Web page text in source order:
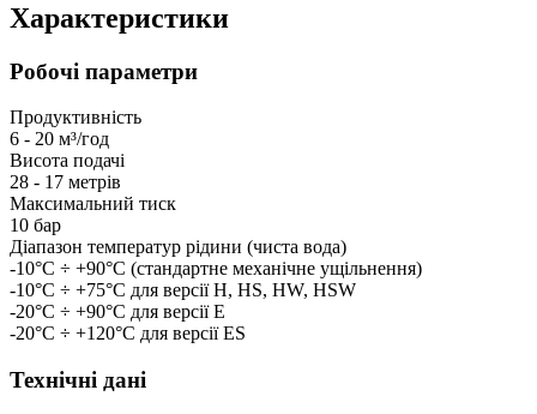
Характеристики
Робочі параметри
Продуктивність
6 - 20 м³/год
Висота подачі
28 - 17 метрів
Максимальний тиск
10 бар
Діапазон температур рідини (чиста вода)
-10°C ÷ +90°C (стандартне механічне ущільнення)
-10°C ÷ +75°C для версії H, HS, HW, HSW
-20°C ÷ +90°C для версії E
-20°C ÷ +120°C для версії ES
Технічні дані